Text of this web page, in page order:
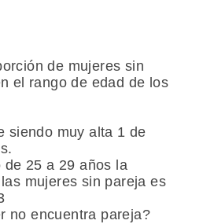
de mujeres sin
el rango de edad de los
muy alta 1 de
de 25 a 29 años la
mujeres sin pareja es
no encuentra pareja?